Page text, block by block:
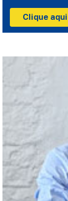
Clique aqui